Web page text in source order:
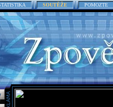
SOUTĚŽE POMOZTE